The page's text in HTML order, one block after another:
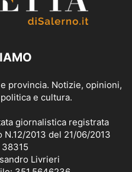
provincia. Notizie, opinioni,
e cultura.
giornalistica registrata
2013 del 21/06/2013
38315
Livrieri